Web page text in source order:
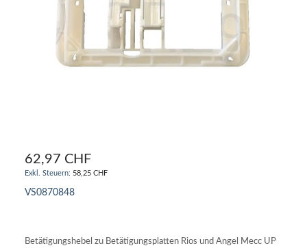
62,97 CHF
58,25 CHF
VS0870848
Betätigungshebel zu Betätigungsplatten Rios und Angel Mecc UP